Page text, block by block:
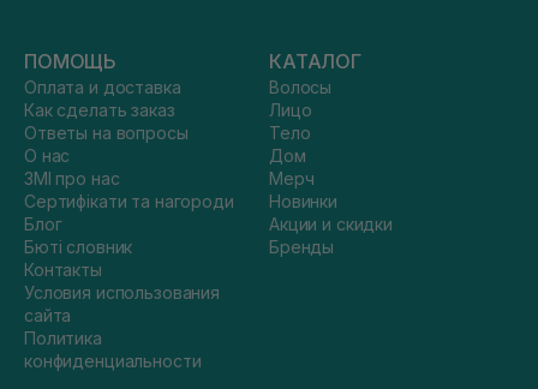
ПОМОЩЬ
Оплата и доставка
Как сделать заказ
Ответы на вопросы
О нас
ЗМІ про нас
Сертифікати та нагороди
Блог
Бюті словник
Контакты
Условия использования
сайта
Политика
конфиденциальности
КАТАЛОГ
Волосы
Лицо
Тело
Дом
Мерч
Новинки
Акции и скидки
Бренды